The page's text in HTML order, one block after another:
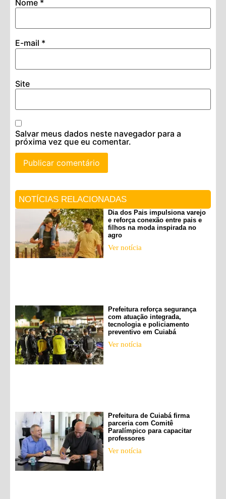
Nome *
E-mail *
Site
Salvar meus dados neste navegador para a
próxima vez que eu comentar.
NOTÍCIAS RELACIONADAS
Dia dos Pais impulsiona varejo
e reforça conexão entre pais e
filhos na moda inspirada no
agro
Ver notícia
Prefeitura reforça segurança
com atuação integrada,
tecnologia e policiamento
preventivo em Cuiabá
Ver notícia
Prefeitura de Cuiabá firma
parceria com Comitê
Paralímpico para capacitar
professores
Ver notícia